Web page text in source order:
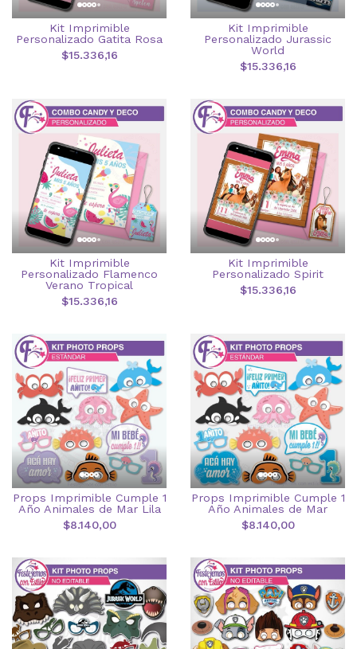
Kit Imprimible
Personalizado Gatita Rosa
$15.336,16
Kit Imprimible
Personalizado Jurassic
World
$15.336,16
Kit Imprimible
Personalizado Flamenco
Verano Tropical
$15.336,16
Kit Imprimible
Personalizado Spirit
$15.336,16
Props Imprimible Cumple 1
Año Animales de Mar Lila
$8.140,00
Props Imprimible Cumple 1
Año Animales de Mar
$8.140,00